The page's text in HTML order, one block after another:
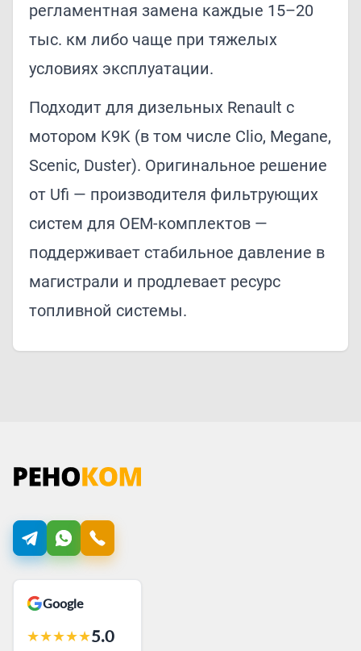
регламентная замена каждые 15–20
тыс. км либо чаще при тяжелых
условиях эксплуатации.
Подходит для дизельных Renault с
мотором K9K (в том числе Clio, Megane,
Scenic, Duster). Оригинальное решение
от Ufi — производителя фильтрующих
систем для OEM-комплектов —
поддерживает стабильное давление в
магистрали и продлевает ресурс
топливной системы.
Google
★★★★★5.0